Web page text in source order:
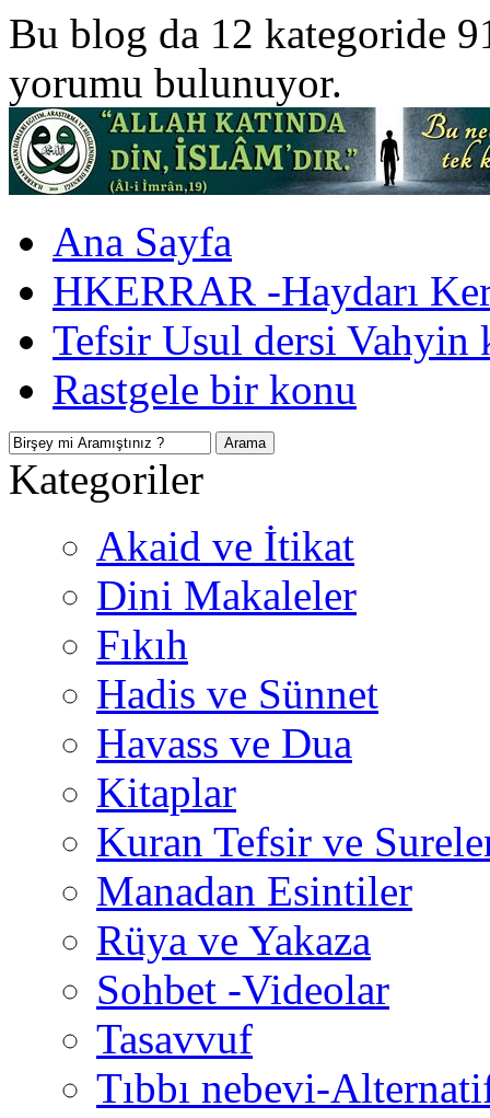
Bu blog da 12 kategoride
yorumu bulunuyor.
Ana Sayfa
HKERRAR -Haydarı
Tefsir Usul dersi Vahyin
Rastgele bir konu
Kategoriler
Akaid ve İtikat
Dini Makaleler
Fıkıh
Hadis ve Sünnet
Havass ve Dua
Kitaplar
Kuran Tefsir ve
Manadan Esintiler
Rüya ve Yakaza
Sohbet -Videolar
Tasavvuf
Tıbbı nebevi-